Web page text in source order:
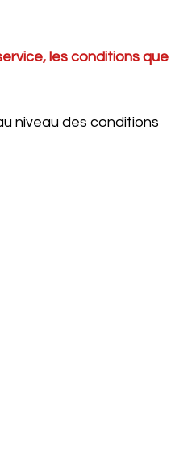
les conditions que
niveau des conditions